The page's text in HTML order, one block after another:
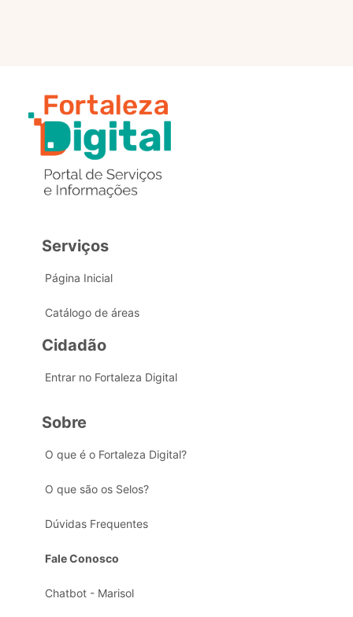
Serviços
Página Inicial
Catálogo de áreas
Cidadão
Entrar no Fortaleza Digital
Sobre
O que é o Fortaleza Digital?
O que são os Selos?
Dúvidas Frequentes
Fale Conosco
Chatbot - Marisol